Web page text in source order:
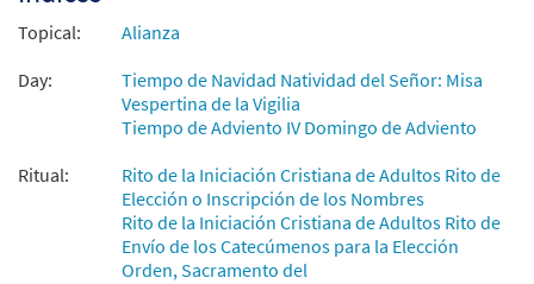
Topical:
Alianza
Day:
Tiempo de Navidad Natividad del Señor: Misa
Vespertina de la Vigilia
Tiempo de Adviento IV Domingo de Adviento
Ritual:
Rito de la Iniciación Cristiana de Adultos Rito de
Elección o Inscripción de los Nombres
Rito de la Iniciación Cristiana de Adultos Rito de
Envío de los Catecúmenos para la Elección
Orden, Sacramento del